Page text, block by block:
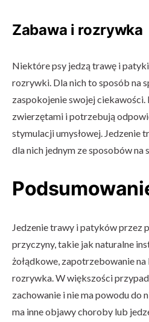
Zabawa i rozrywka
Niektóre psy jedzą trawę i
rozrywki. Dla nich to sposób na
zaspokojenie swojej
zwierzętami i potrzebują
stymulacji umysłowej. Jedzenie
dla nich jednym ze sposobów na
Jedzenie trawy i patyków przez
przyczyny, takie jak naturalne
żołądkowe, zapotrzebowanie
rozrywka. W większości
zachowanie i nie ma powodu do
ma inne objawy choroby lub